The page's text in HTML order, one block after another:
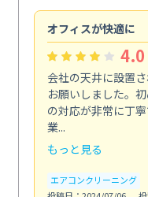
オフィスが快適に
4.0
会社の天井に設置
お願いしました。
の対応が非常に丁
業...
もっと見る
エアコンクリーニング